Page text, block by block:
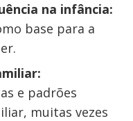
na infância:
base para a
e padrões
muitas vezes